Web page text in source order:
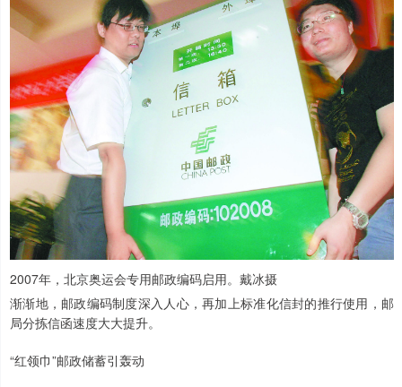
2007年，北京奥运会专用邮政编码启用。戴冰摄
渐渐地，邮政编码制度深入人心，再加上标准化信封的推行使用，邮
局分拣信函速度大大提升。
“红领巾”邮政储蓄引轰动